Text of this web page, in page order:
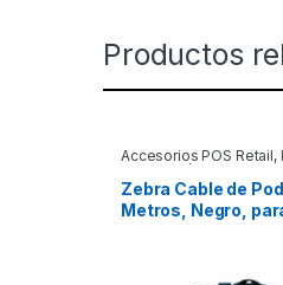
Productos
Accesorios POS Retail,
Venta y Códigos de
Zebra Cable de
Metros, Negro,
FUENTE PWR-B